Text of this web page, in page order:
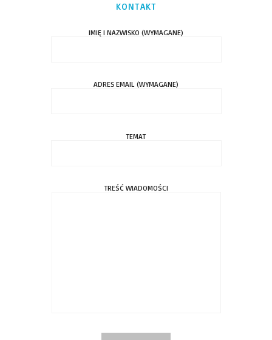
KONTAKT
IMIĘ I NAZWISKO (WYMAGANE)
ADRES EMAIL (WYMAGANE)
TEMAT
TREŚĆ WIADOMOŚCI